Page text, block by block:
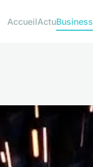
AccueilActuBusiness